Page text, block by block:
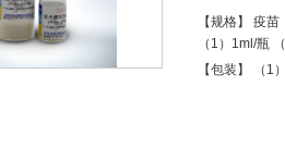
【规格】 疫
（1）1ml/瓶
【包装】 （1